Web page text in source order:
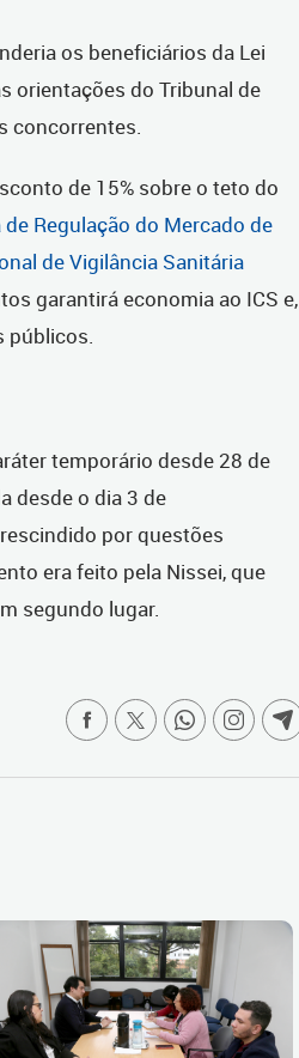
os beneficiários da Lei
orientações do Tribunal de
concorrentes.
de 15% sobre o teto do
de Regulação do Mercado de
de Vigilância Sanitária
garantirá economia ao ICS e,
públicos.
temporário desde 28 de
desde o dia 3 de
por questões
era feito pela Nissei, que
segundo lugar.